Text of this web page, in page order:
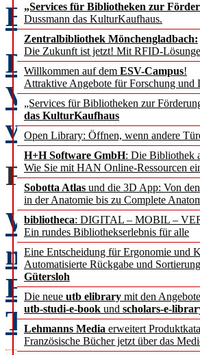
„Services für Bibliotheken zur
Dussmann das KulturKaufhaus.
Zentralbibliothek Mönchengladbach:
Die Zukunft ist jetzt! Mit RFID-
Willkommen auf dem ESV-Campus!
Attraktive Angebote für Forschung und
„Services für Bibliotheken zur
das KulturKaufhaus
Open Library: Öffnen, wenn andere
H+H Software GmbH: Die Bibliothek
Wie Sie mit HAN Online-Ressourcen
Sobotta Atlas und die 3D App: Von
in der Anatomie bis zu Complete
bibliotheca: DIGITAL – MOBIL –
Ein rundes Bibliothekserlebnis für alle
Eine Entscheidung für Ergonomie und
Automatisierte Rückgabe und
Gütersloh
Die neue utb elibrary mit den
utb-studi-e-book und scholars-e-
Lehmanns Media erweitert
Französische Bücher jetzt über das
EDITORIAL
Die Bibliothek
Vielleicht gar
vorstellt?
Warum
machen.
Ein Update
Tholen-Wandel